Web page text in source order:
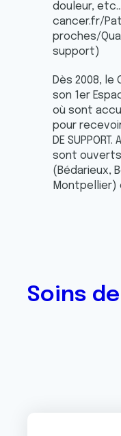
douleur,
cancer.fr/
proches/
support)
Dès 2008, le
son 1er
où sont
pour
DE
sont ouverts
(Bédarieux,
Montpellier)
Soins